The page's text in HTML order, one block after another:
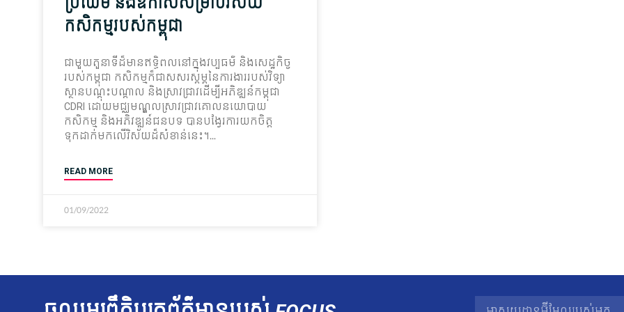
កសិកម្ម​របស់​កម្ពុជា
ជាមួយ​តួនាទី​ដ៏​មាន​ឥទ្ធិពល​នៅ​ក្នុង​វប្បធម៌ និង​សេដ្ឋកិច្ច​
របស់​កម្ពុជា កសិកម្ម​ក៏​ជាស​សរ​ស្តម្ភ​នៃ​ការងារ​របស់​វិទ្យា
ស្ថាន​បណ្ដុះ​បណ្ដាល និង​ស្រាវ​ជា្រវ​ដើម្បី​អភិ​ឌ្ឍ​ន៍​កម្ពុជា
CDRI ដោយ​មជ្ឈមណ្ឌល​ស្រាវជ្រាវ​គោលនយោបាយ​
កសិកម្ម និង​អភិវឌ្ឍន៍​ជនបទ បាន​បង្វែរ​ការ​យកចិត្ត​
ទុកដាក់​មក​លើ​វិស័យ​ដ៏​សំខាន់​នេះ។
READ MORE
01/09/2022